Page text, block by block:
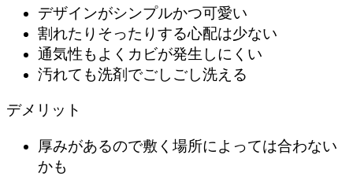
デザインがシンプルかつ可愛い
割れたりそったりする心配は少ない
通気性もよくカビが発生しにくい
汚れても洗剤でごしごし洗える
デメリット
厚みがあるので敷く場所によっては合わない
かも